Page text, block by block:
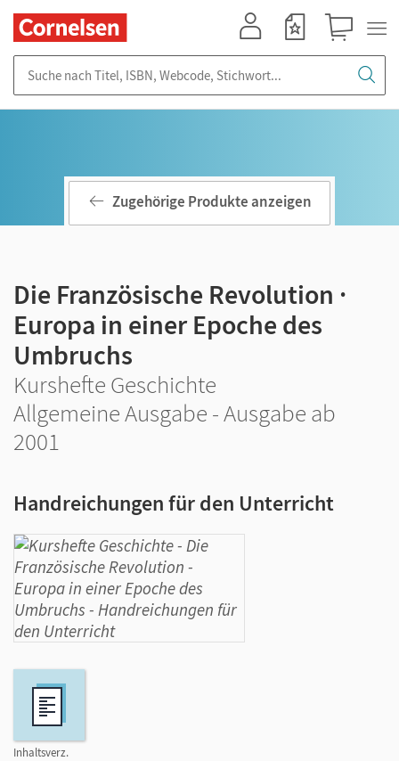
Inhaltsverz.
Zugehörige Produkte anzeigen
Die Französische Revolution ·
Europa in einer Epoche des
Umbruchs
Kurshefte Geschichte
Allgemeine Ausgabe - Ausgabe ab
2001
Handreichungen für den Unterricht